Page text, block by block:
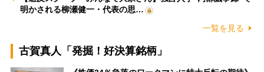
明かされる柳瀬健一・代表の思…
一覧を見る
古賀真人「発掘！好決算銘柄」